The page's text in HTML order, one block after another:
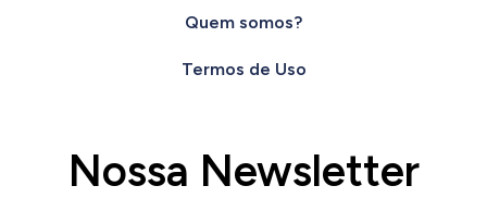
Quem somos?
Termos de Uso
Nossa Newsletter